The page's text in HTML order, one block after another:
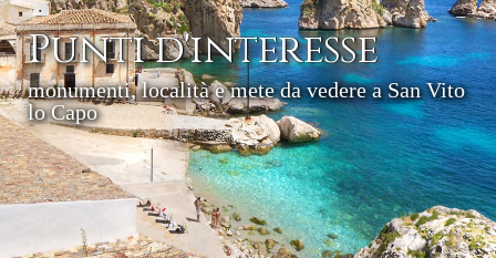
Punti d'interesse
monumenti, località e mete da vedere a San Vito
lo Capo